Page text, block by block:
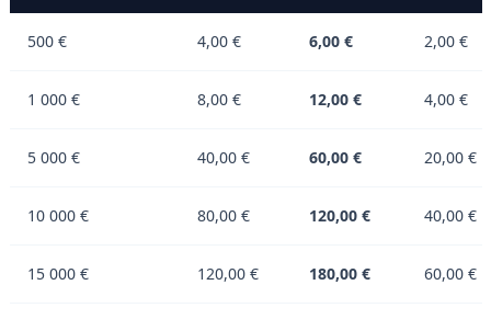
500 € 4,00 € 6,00 € 2,00 €
1 000 € 8,00 € 12,00 € 4,00 €
5 000 € 40,00 € 60,00 € 20,00 €
10 000 € 80,00 € 120,00 € 40,00 €
15 000 € 120,00 € 180,00 € 60,00 €